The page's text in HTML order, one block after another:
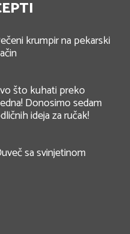
krumpir na pekarski
što kuhati preko
Donosimo sedam
ideja za ručak!
sa svinjetinom